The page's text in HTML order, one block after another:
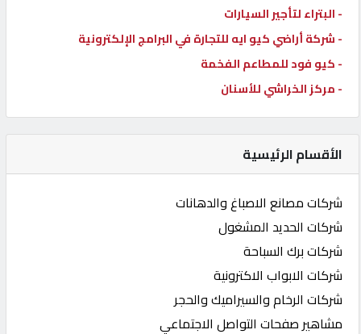
- البتراء لتأجير السيارات
- شركة أراضي كيو ايه للتجارة في البرامج الإلكترونية
- كيو فود للمطاعم الفخمة
- مركز الخراشي للأسنان
الأقسام الرئيسية
شركات مصانع الاصباغ والدهانات
شركات الحديد المشغول
شركات برك السباحة
شركات الابواب الاكترونية
شركات الرخام والسيراميك والحجر
مشاهير صفحات التواصل الاجتماعي